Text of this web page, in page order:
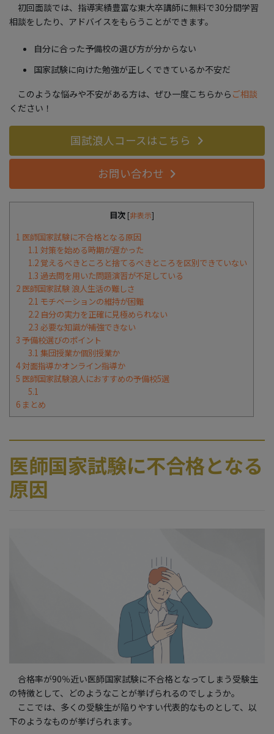
初回面談では、指導実績豊富な東大卒講師に無料で30分間学習
相談をしたり、アドバイスをもらうことができます。
自分に合った予備校の選び方が分からない
国家試験に向けた勉強が正しくできているか不安だ
このような悩みや不安がある方は、ぜひ一度こちらから ご相談
ください！
国試浪人コースはこちら
お問い合わせ
目次 [非表示]
1 医師国家試験に不合格となる原因
1.1 対策を始める時期が遅かった
1.2覚えるべきところと捨てるべきところを区別できていない
1.3 過去問を用いた問題演習が不足している
2 医師国家試験 浪人生活の難しさ
2.1 モチベーションの維持が困難
2.2自分の実力を正確に見極められない
2.3 必要な知識が補強できない
3 予備校選びのポイント
3.1 集団授業か個別授業か
4対面指導かオンライン指導か
5 医師国家試験浪人におすすめの予備校5選
5.1
6 まとめ
医師国家試験に不合格となる
原因
合格率が90％近い医師国家試験に不合格となってしまう受験生
の特徴として、どのようなことが挙げられるのでしょうか。
ここでは、多くの受験生が陥りやすい代表的なものとして、以
下のようなものが挙げられます。